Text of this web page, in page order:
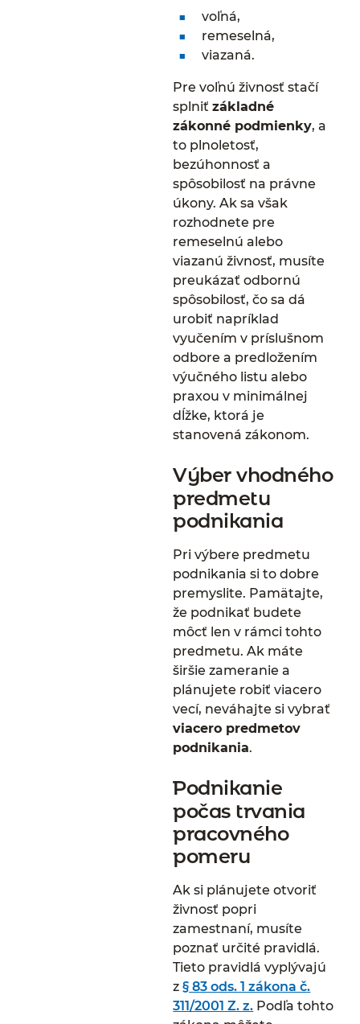
voľná,
remeselná,
viazaná.
Pre voľnú živnosť stačí
splniťzákladné
zákonné podmienky, a
to plnoletosť,
bezúhonnosť a
spôsobilosť na právne
úkony. Ak sa však
rozhodnete pre
remeselnú alebo
viazanú živnosť, musíte
preukázať odbornú
spôsobilosť, čo sa dá
urobiť napríklad
vyučením v príslušnom
odbore a predložením
výučného listu alebo
praxou v minimálnej
dĺžke, ktorá je
stanovená zákonom.
Výber vhodného
predmetu
podnikania
Pri výbere predmetu
podnikania si to dobre
premyslite. Pamätajte,
že podnikať budete
môcť len v rámci tohto
predmetu. Ak máte
širšie zameranie a
plánujete robiť viacero
vecí, neváhajte si vybrať
viacero predmetov
podnikania.
Podnikanie
počas trvania
pracovného
pomeru
Ak si plánujete otvoriť
živnosť popri
zamestnaní, musíte
poznať určité pravidlá.
Tieto pravidlá vyplývajú
z§ 83 ods. 1 zákona č.
311/2001 Z. z. Podľa tohto